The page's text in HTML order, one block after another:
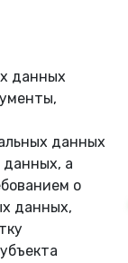
данных
данных
данных, а
о
данных,